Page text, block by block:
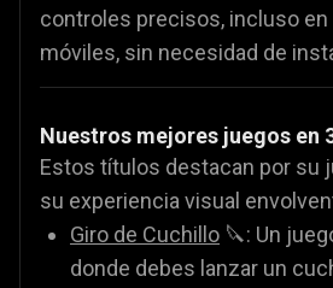
controles precisos, incluso
móviles, sin necesidad de
Nuestros mejores juegos en
Estos títulos destacan por su
su experiencia visual
Giro de Cuchillo 🔪: Un
donde debes lanzar un